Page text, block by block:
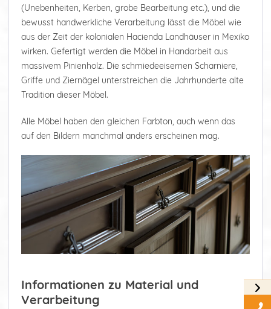
(Unebenheiten, Kerben, grobe Bearbeitung etc.), und die
bewusst handwerkliche Verarbeitung lässt die Möbel wie
aus der Zeit der kolonialen Hacienda Landhäuser in Mexiko
wirken. Gefertigt werden die Möbel in Handarbeit aus
massivem Pinienholz. Die schmiedeeisernen Scharniere,
Griffe und Ziernägel unterstreichen die Jahrhunderte alte
Tradition dieser Möbel.
Alle Möbel haben den gleichen Farbton, auch wenn das
auf den Bildern manchmal anders erscheinen mag.
Informationen zu Material und
Verarbeitung